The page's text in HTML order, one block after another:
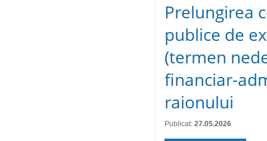
Prelungirea
publice de
(termen
financiar-
raionului
Publicat: 27.05.2026